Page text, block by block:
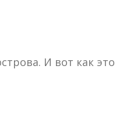
И вот как это